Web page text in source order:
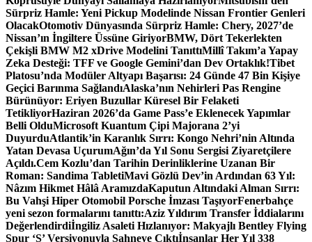
Sürpriz Hamle: Yeni Pickup Modelinde Nissan Frontier Genleri
OlacakOtomotiv Dünyasında Sürpriz Hamle: Chery, 2027’de
Nissan’ın İngiltere Üssüne GiriyorBMW, Dört Tekerlekten
Çekişli BMW M2 xDrive Modelini TanıttıMillî Takım’a Yapay
Zeka Desteği: TFF ve Google Gemini’dan Dev Ortaklık!Tibet
Platosu’nda Modüler Altyapı Başarısı: 24 Günde 47 Bin Kişiye
Geçici Barınma SağlandıAlaska’nın Nehirleri Pas Rengine
Bürünüyor: Eriyen Buzullar Küresel Bir Felaketi
TetikliyorHaziran 2026’da Game Pass’e Eklenecek Yapımlar
Belli OlduMicrosoft Kuantum Çipi Majorana 2’yi
DuyurduAtlantik’in Karanlık Sırrı: Kongo Nehri’nin Altında
Yatan Devasa UçurumAğın’da Yıl Sonu Sergisi Ziyaretçilere
Açıldı.Cem Kozlu’dan Tarihin Derinliklerine Uzanan Bir
Roman: Sandima TabletiMavi Gözlü Dev’in Ardından 63 Yıl:
Nâzım Hikmet Hâlâ AramızdaKaputun Altındaki Alman Sırrı:
Bu Vahşi Hiper Otomobil Porsche İmzası TaşıyorFenerbahçe
yeni sezon formalarını tanıttı:Aziz Yıldırım Transfer İddialarını
Değerlendirdiİngiliz Asaleti Hızlanıyor: Makyajlı Bentley Flying
Spur ‘S’ Versiyonuyla Sahneye Çıktıİnsanlar Her Yıl 338